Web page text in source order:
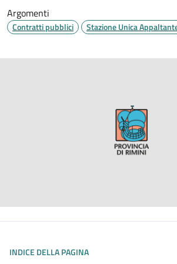
Argomenti
Contratti pubblici Stazione Unica
INDICE DELLA PAGINA